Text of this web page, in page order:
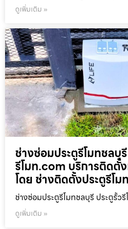
ดูเพิ่มเติม »
ช่างซ่อมประตูรีโมทชลบุ
รีโมท.com บริการติดตั้
โดย ช่างติดตั้งประตูรีโ
ช่างซ่อมประตูรีโมทชลบุรี ประตูรั้วรี
ดูเพิ่มเติม »